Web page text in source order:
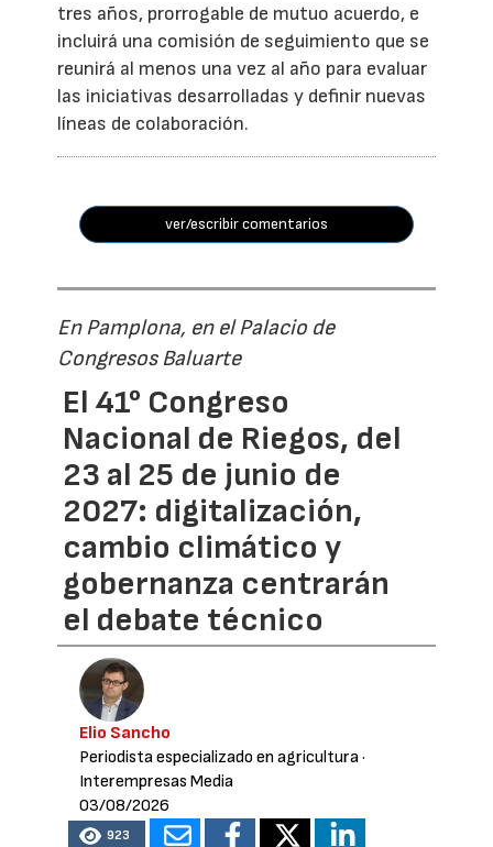
tres años, prorrogable de mutuo acuerdo, e
incluirá una comisión de seguimiento que se
reunirá al menos una vez al año para evaluar
las iniciativas desarrolladas y definir nuevas
líneas de colaboración.
ver/escribir comentarios
En Pamplona, en el Palacio de
Congresos Baluarte
El 41° Congreso
Nacional de Riegos, del
23 al 25 de junio de
2027: digitalización,
cambio climático y
gobernanza centrarán
el debate técnico
Elio Sancho
Periodista especializado en agricultura·
Interempresas Media
03/08/2026
923